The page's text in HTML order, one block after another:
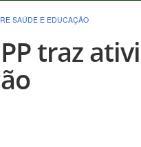
SAÚDE E EDUCAÇÃO
traz